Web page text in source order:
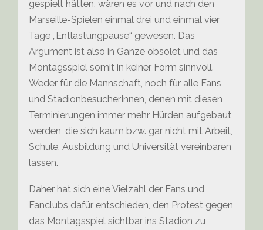
gespielt hätten, wären es vor und nach den
Marseille-Spielen einmal drei und einmal vier
Tage „Entlastungpause“ gewesen. Das
Argument ist also in Gänze obsolet und das
Montagsspiel somit in keiner Form sinnvoll.
Weder für die Mannschaft, noch für alle Fans
und StadionbesucherInnen, denen mit diesen
Terminierungen immer mehr Hürden aufgebaut
werden, die sich kaum bzw. gar nicht mit Arbeit,
Schule, Ausbildung und Universität vereinbaren
lassen.
Daher hat sich eine Vielzahl der Fans und
Fanclubs dafür entschieden, den Protest gegen
das Montagsspiel sichtbar ins Stadion zu